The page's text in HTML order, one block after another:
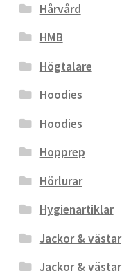
Hårvård
HMB
Högtalare
Hoodies
Hoodies
Hopprep
Hörlurar
Hygienartiklar
Jackor & västar
Jackor & västar